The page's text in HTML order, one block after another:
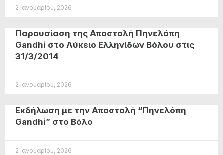
2 Ιανουαρίου, 2026
Παρουσίαση της Αποστολή Πηνελόπη
Gandhi στο Λύκειο Ελληνίδων Βόλου στις
31/3/2014
2 Ιανουαρίου, 2026
Εκδήλωση με την Αποστολή “Πηνελόπη
Gandhi” στο Βόλο
2 Ιανουαρίου, 2026